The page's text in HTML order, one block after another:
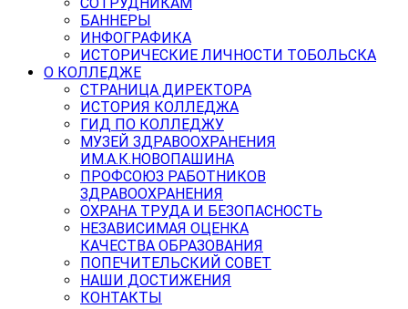
БАННЕРЫ
ИНФОГРАФИКА
ИСТОРИЧЕСКИЕ ЛИЧНОСТИ ТОБОЛЬСКА
О КОЛЛЕДЖЕ
СТРАНИЦА ДИРЕКТОРА
ИСТОРИЯ КОЛЛЕДЖА
ГИД ПО КОЛЛЕДЖУ
МУЗЕЙ ЗДРАВООХРАНЕНИЯ
ИМ.А.К.НОВОПАШИНА
ПРОФСОЮЗ РАБОТНИКОВ
ЗДРАВООХРАНЕНИЯ
ОХРАНА ТРУДА И БЕЗОПАСНОСТЬ
НЕЗАВИСИМАЯ ОЦЕНКА
КАЧЕСТВА ОБРАЗОВАНИЯ
ПОПЕЧИТЕЛЬСКИЙ СОВЕТ
НАШИ ДОСТИЖЕНИЯ
КОНТАКТЫ